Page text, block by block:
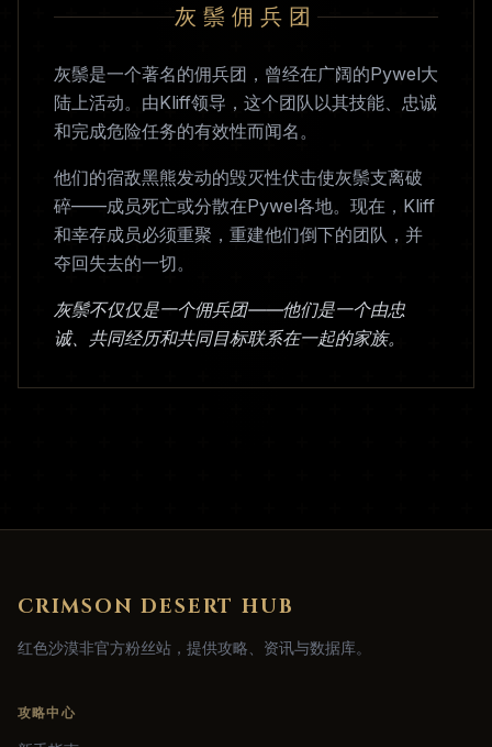
灰鬃佣兵团
灰鬃是一个著名的佣兵团，曾经在广阔的Pywel大
陆上活动。由Kliff领导，这个团队以其技能、忠诚
和完成危险任务的有效性而闻名。
他们的宿敌黑熊发动的毁灭性伏击使灰鬃支离破
碎——成员死亡或分散在Pywel各地。现在，Kliff
和幸存成员必须重聚，重建他们倒下的团队，并
夺回失去的一切。
灰鬃不仅仅是一个佣兵团——他们是一个由忠
诚、共同经历和共同目标联系在一起的家族。
CRIMSON DESERT HUB
红色沙漠非官方粉丝站，提供攻略、资讯与数据库。
攻略中心